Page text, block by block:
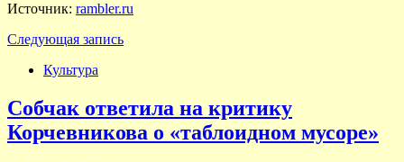
Источник: rambler.ru
Следующая запись
Культура
Собчак ответила на критику
Корчевникова о «таблоидном мусоре»